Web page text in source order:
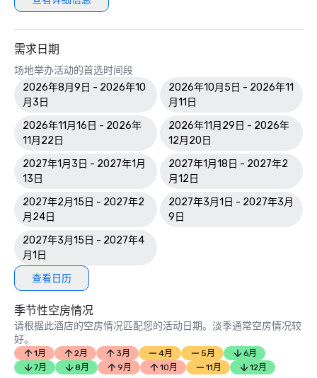
需求日期
场地举办活动的首选时间段
2026年8月9日 - 2026年10
月3日
2026年10月5日 - 2026年11
月11日
2026年11月16日 - 2026年
11月22日
2026年11月29日 - 2026年
12月20日
2027年1月3日 - 2027年1月
13日
2027年1月18日 - 2027年2
月12日
2027年2月15日 - 2027年2
月24日
2027年3月1日 - 2027年3月
9日
2027年3月15日 - 2027年4
月1日
查看日历
季节性空房情况
请根据此酒店的空房情况匹配您的活动日期。淡季通常空房情况较
好。
1月 2月 3月 4月 5月
6月
7月
8月 9月 10月 11月 12月